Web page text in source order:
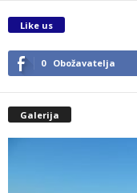
Like us
0 Obožavatelja
Galerija